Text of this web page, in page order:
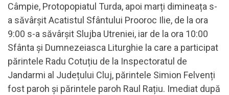
Câmpie, Protopopiatul Turda, apoi marți dimineața s-
a săvârșit Acatistul Sfântului Prooroc Ilie, de la ora
9:00 s-a săvârșit Slujba Utreniei, iar de la ora 10:00
Sfânta și Dumnezeiasca Liturghie la care a participat
părintele Radu Cotuțiu de la Inspectoratul de
Jandarmi al Județului Cluj, părintele Simion Felvenți
fost paroh și părintele paroh Raul Rațiu. Imediat după